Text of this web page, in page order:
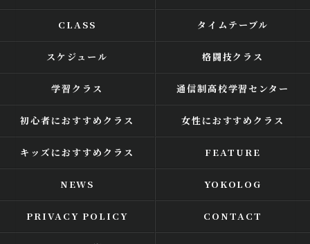
CLASS タイムテーブル
スケジュール 格闘技クラス
学習クラス 通信制高校学習センター
初心者におすすめクラス 女性におすすめクラス
キッズにおすすめクラス FEATURE
NEWS YOKOLOG
PRIVACY POLICY CONTACT